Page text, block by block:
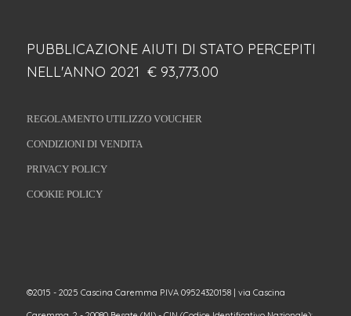
PUBBLICAZIONE AIUTI DI STATO PERCEPITI
NELL'ANNO 2021 € 93,773.00
REGOLAMENTO UTILIZZO VOUCHER
CONDIZIONI DI VENDITA
PRIVACY POLICY
COOKIE POLICY
©2015 - 2025 Cascina Caremma P.IVA 09524320158 | via Cascina